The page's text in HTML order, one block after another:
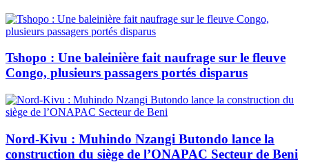
Tshopo : Une baleinière fait naufrage sur le fleuve
Congo, plusieurs passagers portés disparus
Nord-Kivu : Muhindo Nzangi Butondo lance la
construction du siège de l’ONAPAC Secteur de Beni